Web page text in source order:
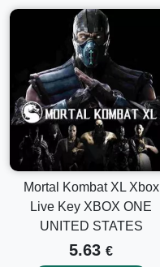
Mortal Kombat XL Xbox
Live Key XBOX ONE
UNITED STATES
5.63 €